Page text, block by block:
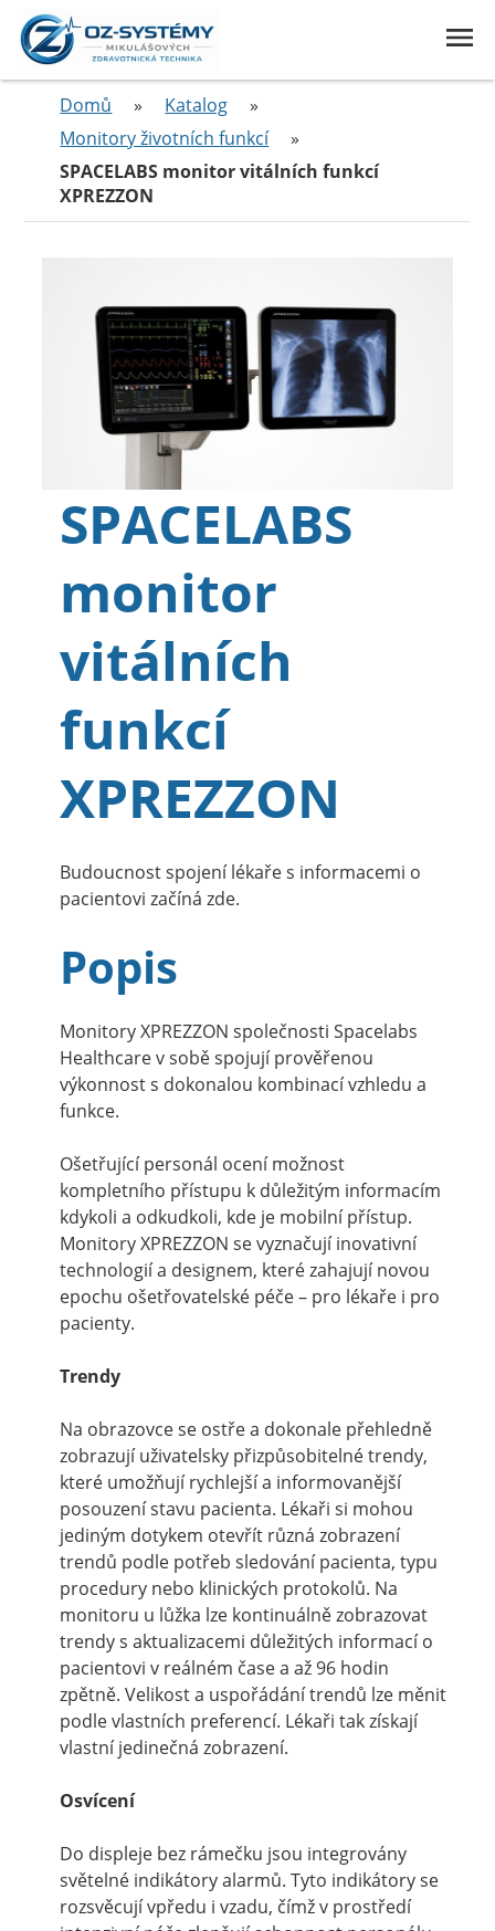
Domů » Katalog
»
Monitory životních funkcí
»
SPACELABS monitor vitálních funkcí
XPREZZON
SPACELABS
monitor
vitálních
funkcí
XPREZZON
Budoucnost spojení lékaře s informacemi o
pacientovi začíná zde.
Popis
Monitory XPREZZON společnosti Spacelabs
Healthcare v sobě spojují prověřenou
výkonnost s dokonalou kombinací vzhledu a
funkce.
Ošetřující personál ocení možnost
kompletního přístupu k důležitým informacím
kdykoli a odkudkoli, kde je mobilní přístup.
Monitory XPREZZON se vyznačují inovativní
technologií a designem, které zahajují novou
epochu ošetřovatelské péče – pro lékaře i pro
pacienty.
Trendy
Na obrazovce se ostře a dokonale přehledně
zobrazují uživatelsky přizpůsobitelné trendy,
které umožňují rychlejší a informovanější
posouzení stavu pacienta. Lékaři si mohou
jediným dotykem otevřít různá zobrazení
trendů podle potřeb sledování pacienta, typu
procedury nebo klinických protokolů. Na
monitoru u lůžka lze kontinuálně zobrazovat
trendy s aktualizacemi důležitých informací o
pacientovi v reálném čase a až 96 hodin
zpětně. Velikost a uspořádání trendů lze měnit
podle vlastních preferencí. Lékaři tak získají
vlastní jedinečná zobrazení.
Osvícení
Do displeje bez rámečku jsou integrovány
světelné indikátory alarmů. Tyto indikátory se
rozsvěcují vpředu i vzadu, čímž v prostředí